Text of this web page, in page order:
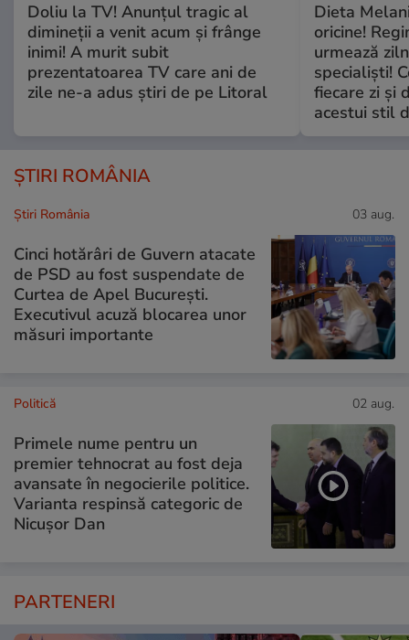
Doliu la TV! Anunțul tragic al
dimineții a venit acum și frânge
inimi! A murit subit
prezentatoarea TV care ani de
zile ne-a adus știri de pe Litoral
Dieta
oricine!
urmează
specialiști!
fiecare zi și
acestui stil
ȘTIRI ROMÂNIA
Știri România 03 aug.
Cinci hotărâri de Guvern atacate
de PSD au fost suspendate de
Curtea de Apel București.
Executivul acuză blocarea unor
măsuri importante
Politică 02 aug.
Primele nume pentru un
premier tehnocrat au fost deja
avansate în negocierile politice.
Varianta respinsă categoric de
Nicușor Dan
PARTENERI